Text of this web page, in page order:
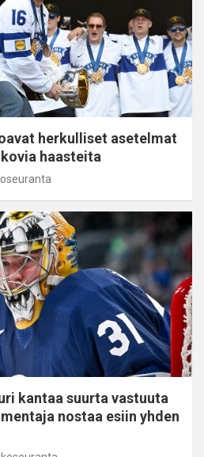
herkulliset asetelmat
haasteita
kantaa suurta vastuuta
nostaa esiin yhden